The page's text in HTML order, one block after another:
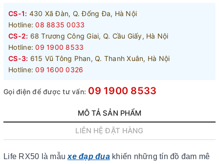
CS-1: 430 Xã Đàn, Q. Đống Đa, Hà Nội
Hotline: 08 8835 0033
CS-2: 68 Trương Công Giai, Q. Cầu Giấy, Hà Nội
Hotline: 09 1900 8533
CS-3: 615 Vũ Tông Phan, Q. Thanh Xuân, Hà Nội
Hotline: 09 1600 0326
Gọi điện để được tư vấn: 09 1900 8533
MÔ TẢ SẢN PHẨM
LIÊN HỆ ĐẶT HÀNG
Life RX50 là mẫuxe đạp đuakhiến những tín đồ đam mê